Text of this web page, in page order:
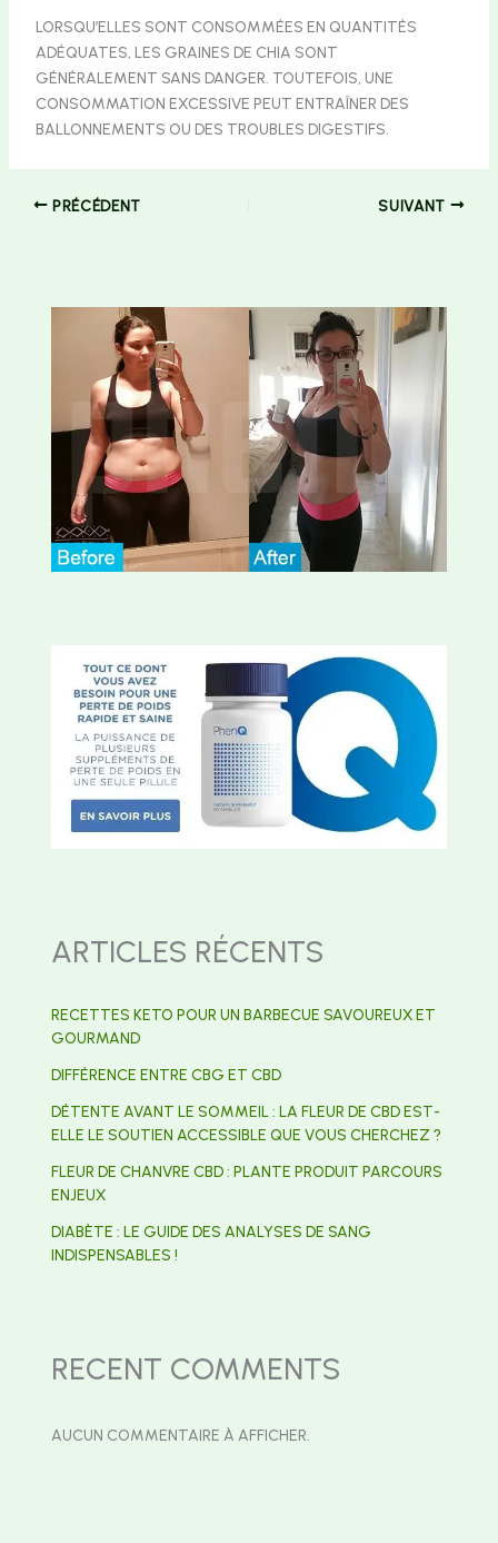
LORSQU’ELLES SONT CONSOMMÉES EN QUANTITÉS
ADÉQUATES, LES GRAINES DE CHIA SONT
GÉNÉRALEMENT SANS DANGER. TOUTEFOIS, UNE
CONSOMMATION EXCESSIVE PEUT ENTRAÎNER DES
BALLONNEMENTS OU DES TROUBLES DIGESTIFS.
PRÉCÉDENT SUIVANT
ARTICLES RÉCENTS
RECETTES KETO POUR UN BARBECUE SAVOUREUX ET
GOURMAND
DIFFÉRENCE ENTRE CBG ET CBD
DÉTENTE AVANT LE SOMMEIL : LA FLEUR DE CBD EST-
ELLE LE SOUTIEN ACCESSIBLE QUE VOUS CHERCHEZ ?
FLEUR DE CHANVRE CBD : PLANTE PRODUIT PARCOURS
ENJEUX
DIABÈTE : LE GUIDE DES ANALYSES DE SANG
INDISPENSABLES !
RECENT COMMENTS
AUCUN COMMENTAIRE À AFFICHER.